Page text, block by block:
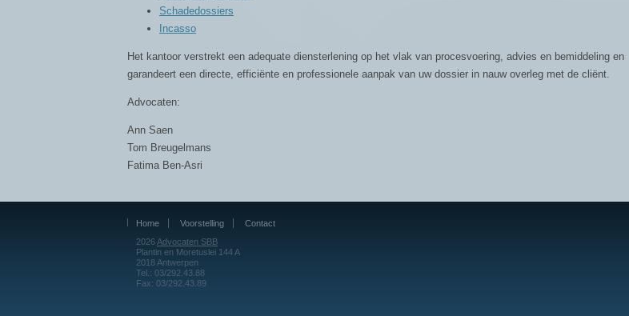
Schadedossiers
Incasso
Het kantoor verstrekt een adequate diensterlening op het vlak van procesvoering, advies en bemiddeling en
garandeert een directe, efficiënte en professionele aanpak van uw dossier in nauw overleg met de cliënt.
Advocaten:
Ann Saen
Tom Breugelmans
Fatima Ben-Asri
Home Voorstelling
Contact
2026Advocaten SBB
Plantin en Moretuslei 144 A
2018 Antwerpen
Tel.: 03/292.43.88
Fax: 03/292.43.89